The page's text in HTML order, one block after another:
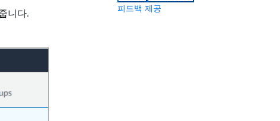
니다.
피드백 제공